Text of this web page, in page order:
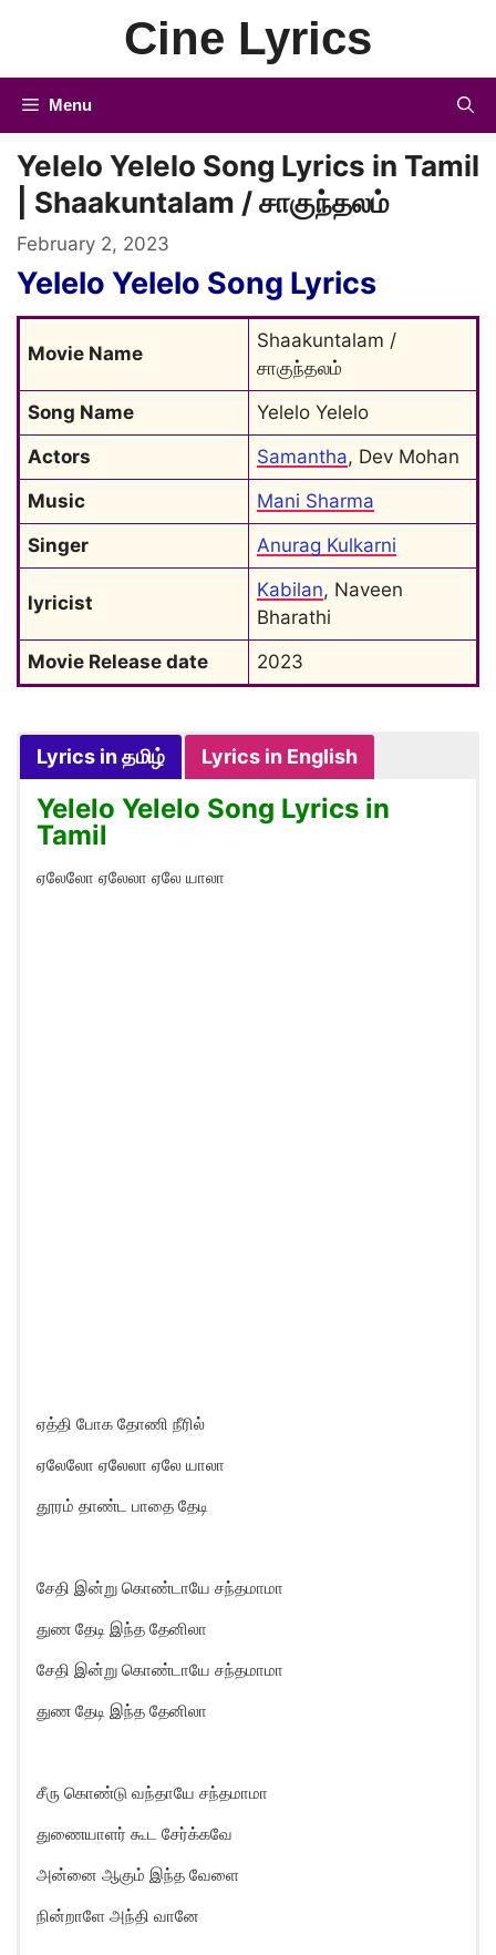
Cine Lyrics
Menu
Yelelo Yelelo Song Lyrics in Tamil
| Shaakuntalam / சாகுந்தலம்
February 2, 2023
Yelelo Yelelo Song Lyrics
Movie Name
Shaakuntalam /
சாகுந்தலம்
Song Name
Yelelo Yelelo
Actors
Samantha, Dev Mohan
Music
Mani Sharma
Singer
Anurag Kulkarni
lyricist
Kabilan, Naveen
Bharathi
Movie Release date
2023
Lyrics in தமிழ் Lyrics in English
Yelelo Yelelo Song Lyrics in
Tamil
ஏலேலோ ஏலேலா ஏலே யாலா
ஏத்தி போக தோணி நீரில்
ஏலேலோ ஏலேலா ஏலே யாலா
தூரம் தாண்ட பாதை தேடி
சேதி இன்று கொண்டாயே சந்தமாமா
துண தேடி இந்த தேனிலா
சேதி இன்று கொண்டாயே சந்தமாமா
துண தேடி இந்த தேனிலா
சீரு கொண்டு வந்தாயே சந்தமாமா
துணையாளர் கூட சேர்க்கவே
அன்னை ஆகும் இந்த வேளை
நின்றாளே அந்தி வானே